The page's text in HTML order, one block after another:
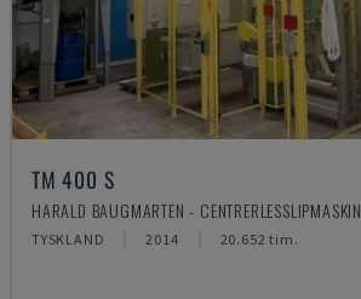
TM 400 S
HARALD BAUGMARTEN - CENTRERLESSLIPMASKIN
TYSKLAND 2014 20.652 tim.